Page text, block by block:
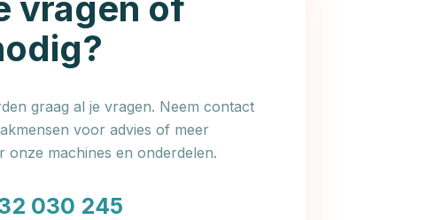
graag al je vragen. Neem contact
voor advies of meer
onze machines en onderdelen.
030 245